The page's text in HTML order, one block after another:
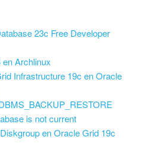
23c Free Developer
Archlinux
Infrastructure 19c en Oracle
is not current
en Oracle Grid 19c